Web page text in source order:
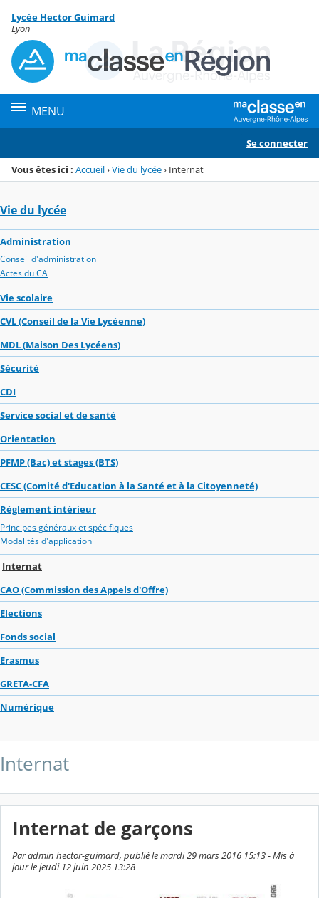
Menu de la rubrique
Contenu
Lycée Hector Guimard
Lyon
MENU
Se connecter
Vous êtes ici : Accueil›Vie du lycée› Internat
Vie du lycée
Administration
Conseil d'administration
Actes du CA
Vie scolaire
CVL (Conseil de la Vie Lycéenne)
MDL (Maison Des Lycéens)
Sécurité
CDI
Service social et de santé
Orientation
PFMP (Bac) et stages (BTS)
CESC (Comité d'Education à la Santé et à la Citoyenneté)
Règlement intérieur
Principes généraux et spécifiques
Modalités d'application
Internat
CAO (Commission des Appels d'Offre)
Elections
Fonds social
Erasmus
GRETA-CFA
Numérique
Internat
Internat de garçons
Par admin hector-guimard, publié le mardi 29 mars 2016 15:13 - Mis à
jour le jeudi 12 juin 2025 13:28